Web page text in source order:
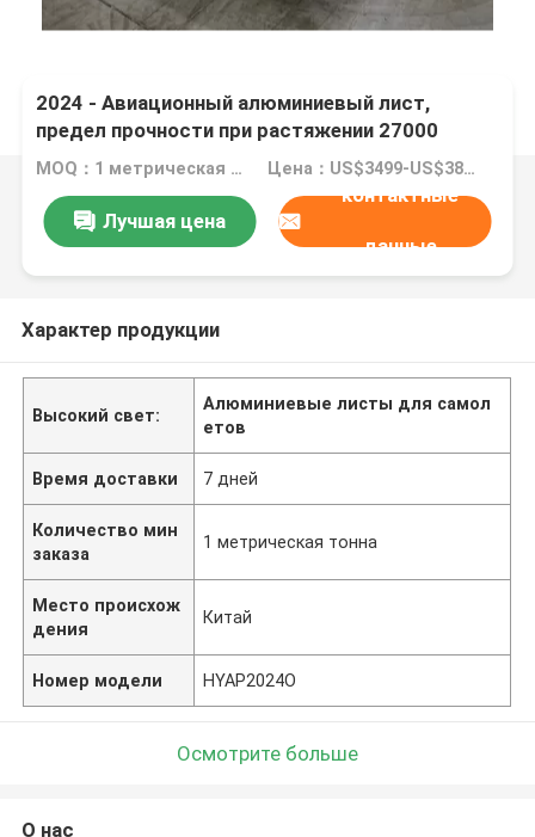
2024 - Авиационный алюминиевый лист,
предел прочности при растяжении 27000
фунтов на квадратный дюйм, длительный
срок службы
MOQ：1 метрическая тонна Цена：US$3499-US$3899/ metric ton
Лучшая цена
контактные
данные
Характер продукции
Высокий свет:
Алюминиевые листы для самол
етов
Время доставки 7 дней
Количество мин
заказа
1 метрическая тонна
Место происхож
дения
Китай
Номер модели HYAP2024O
Осмотрите больше
О нас